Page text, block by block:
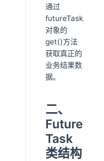
通过
futureTask
对象的
get()方法
获取真正的
业务结果数
据。
二、
Future
Task
类结构